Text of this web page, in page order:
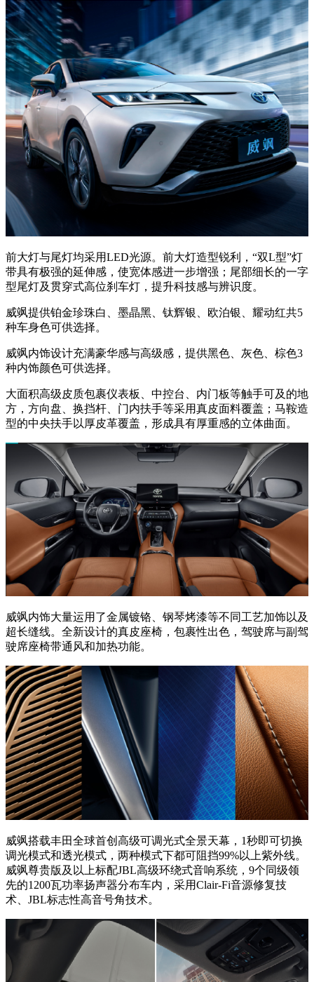
前大灯与尾灯均采用LED光源。前大灯造型锐利，“双L型”灯
带具有极强的延伸感，使宽体感进一步增强；尾部细长的一字
型尾灯及贯穿式高位刹车灯，提升科技感与辨识度。
威飒提供铂金珍珠白、墨晶黑、钛辉银、欧泊银、耀动红共5
种车身色可供选择。
威飒内饰设计充满豪华感与高级感，提供黑色、灰色、棕色3
种内饰颜色可供选择。
大面积高级皮质包裹仪表板、中控台、内门板等触手可及的地
方，方向盘、换挡杆、门内扶手等采用真皮面料覆盖；马鞍造
型的中央扶手以厚皮革覆盖，形成具有厚重感的立体曲面。
威飒内饰大量运用了金属镀铬、钢琴烤漆等不同工艺加饰以及
超长缝线。全新设计的真皮座椅，包裹性出色，驾驶席与副驾
驶席座椅带通风和加热功能。
威飒搭载丰田全球首创高级可调光式全景天幕，1秒即可切换
调光模式和透光模式，两种模式下都可阻挡99%以上紫外线。
威飒尊贵版及以上标配JBL高级环绕式音响系统，9个同级领
先的1200瓦功率扬声器分布车内，采用Clair-Fi音源修复技
术、JBL标志性高音号角技术。